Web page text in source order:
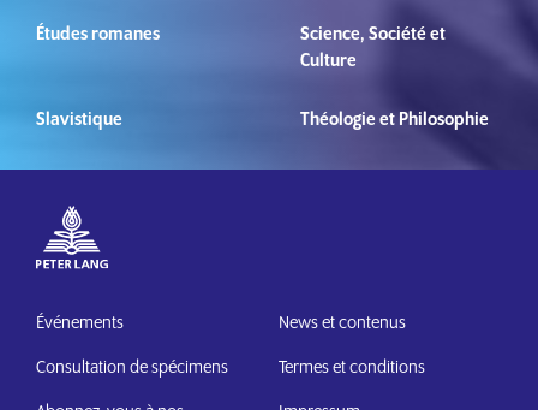
Études romanes
Science, Société et
Culture
Slavistique Théologie et Philosophie
Événements
Consultation de spécimens
News et contenus
Termes et conditions